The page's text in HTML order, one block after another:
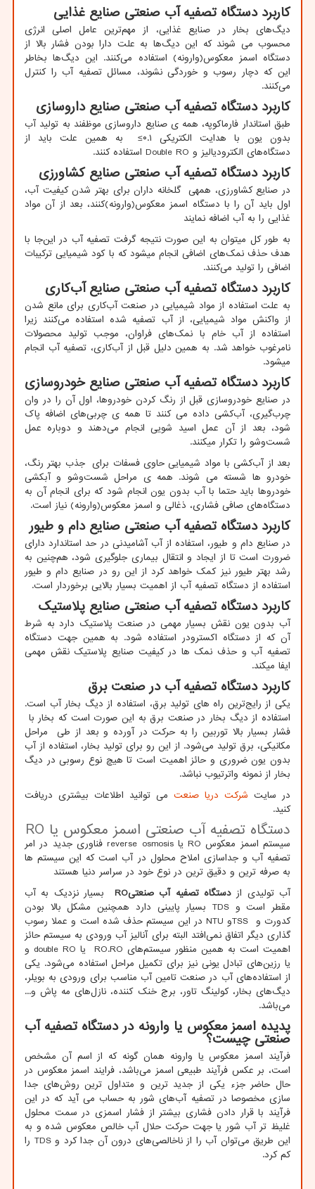
کاربرد دستگاه تصفیه آب صنعتی صنایع غذایی
دیگ‌های بخار در صنایع غذایی، از مهم‌ترین عامل اصلی انرژی
محسوب می شوند که این دیگ‌ها به علت دارا بودن فشار بالا از
دستگاه اسمز معکوس(وارونه) استفاده می‌کنند. این دیگ‌ها بخاطر
این ‌که دچار رسوب و خوردگی نشوند، مسائل تصفیه آب را کنترل
می‌کنند.
کاربرد دستگاه تصفیه آب صنعتی صنایع داروسازی
طبق استاندار فارماکوپه، همه ی صنایع داروسازی موظفند به تولید آب
بدون یون با هدایت الکتریکی ۰.۱≥ به همین علت باید از
دستگاه‌های الکترودیالیز و Double RO استفاده کنند.
کاربرد دستگاه تصفیه آب صنعتی صنایع کشاورزی
در صنایع کشاورزی، همهی گلخانه‌ داران برای بهتر شدن کیفیت آب،
اول باید آن را با دستگاه اسمز معکوس(وارونه)کنند، بعد از آن مواد
غذایی را به آب اضافه نمایند
به طور کل میتوان به این صورت نتیجه گرفت تصفیه آب در این‌جا با
هدف حذف نمک‌های اضافی انجام میشود که با کود شیمیایی ترکیبات
اضافی را تولید می‌کنند.
کاربرد دستگاه تصفیه آب صنعتی صنایع آب‌کاری
به علت استفاده از مواد شیمیایی در صنعت آب‌کاری برای مانع شدن
از واکنش مواد شیمیایی، از آب تصفیه شده استفاده می‌کنند زیرا
استفاده از آب خام با نمک‌های فراوان، موجب تولید محصولات
نامرغوب خواهد شد. به همین دلیل قبل از آب‌کاری، تصفیه آب انجام
میشود.
کاربرد دستگاه تصفیه آب صنعتی صنایع خودروسازی
در صنایع خودروسازی قبل از رنگ کردن خودروها، اول آن را در وان
چرب‌گیری، آب‌کشی داده می کنند تا همه ی چربی‌های اضافه پاک
شود، بعد از آن عمل اسید شویی انجام می‌دهند و دوباره عمل
شست‌و‌شو را تکرار میکنند.
بعد از آب‌کشی با مواد شیمیایی حاوی فسفات برای جذب بهتر رنگ،
خودرو ها شسته می شوند. همه ی مراحل شست‌‌و‌شو و آبکشی
خودروها باید حتما با آب بدون یون انجام شود که برای انجام آن به
دستگاه‌های صافی فشاری، ذغالی و اسمز معکوس(وارونه) نیاز است.
کاربرد دستگاه تصفیه آب صنعتی صنایع دام ‌و طیور
در صنایع دام و طیور، استفاده از آب آشامیدنی در حد استاندارد دارای
ضرورت است تا از ایجاد و انتقال بیماری جلوگیری شود، هم‌چنین به
رشد بهتر طیور نیز کمک خواهد کرد از این رو در صنایع دام و طیور
استفاده از دستگاه تصفیه آب از اهمیت بسیار بالایی برخوردار است.
کاربرد دستگاه تصفیه آب صنعتی صنایع پلاستیک
آب بدون یون نقش بسیار مهمی در صنعت پلاستیک دارد به شرط
آن که از دستگاه اکسترودر استفاده شود. به همین جهت دستگاه
تصفیه آب و حذف نمک‌ ها در کیفیت صنایع پلاستیک نقش مهمی
ایفا میکند.
کاربرد دستگاه تصفیه آب در صنعت برق
یکی از رایج‌ترین راه های تولید برق، استفاده از دیگ بخار آب است.
استفاده از دیگ بخار در صنعت برق به این صورت است که بخار با
فشار بسیار بالا توربین را به حرکت در آورده و بعد از طی مراحل
مکانیکی، برق تولید می‌شود. از این رو برای تولید بخار، استفاده از آب
بدون یون ضروری و حائز اهمیت است تا هیچ‌ نوع رسوبی در دیگ
بخار از نمونه واترتیوب نباشد.
در سایت شرکت دریا صنعت می توانید اطلاعات بیشتری دریافت
کنید.
دستگاه تصفیه آب صنعتی اسمز معکوس یا RO
سیستم اسمز معکوس ROیاreverse osmosisفناوری جدید در امر
تصفیه آب و جداسازی املاح محلول در آب است که این سیستم ها
به صرفه ترین و دقیق ترین در نوع خود در سراسر دنیا هستند
آب تولیدی ازدستگاه تصفیه آب صنعتیRO
بسیار نزدیک به آب
مقطر است و TDS بسیار پایینی دارد همچنین مشکل بالا بودن
کدورت و TSSوNTU در این سیستم حذف شده است و عملا رسوب
گذاری دیگر اتفاق نمی‌افتد البته برای آنالیز آب ورودی به سیستم حائز
اهمیت است به همین منظور سیستم‌های RO.RO یا double RO و
یا رزین‌های تبادل یونی نیز برای تکمیل مراحل استفاده می‌شود. یکی
از استفاده‌های آب در صنعت تامین آب مناسب برای ورودی به بویلر،
دیگ‌های بخار، کولینگ تاور، برج خنک کننده، نازل‌های مه پاش و...
می‌باشد.
پدیده اسمز معکوس یا وارونه در دستگاه تصفیه آب
صنعتی چیست؟
فرآیند اسمز معكوس یا وارونه همان گونه كه از اسم آن مشخص
است، بر عکس فرآیند طبیعی اسمز می‌باشد، فرایند اسمز معکوس در
حال حاضر جزء یكی از جدید ترین و متداول ترین روش‌های جدا
سازی مخصوصا در تصفیه آب‌های شور به حساب می آید که در این
فرآیند با قرار دادن فشاری بیشتر از فشار اسمزی در سمت محلول
غلیظ تر آب شور یا جهت حركت حلال آب خالص معکوس شده و به
این طریق می‌توان آب را از ناخالصی‌های درون آن جدا كرد وTDS را
کم کرد.